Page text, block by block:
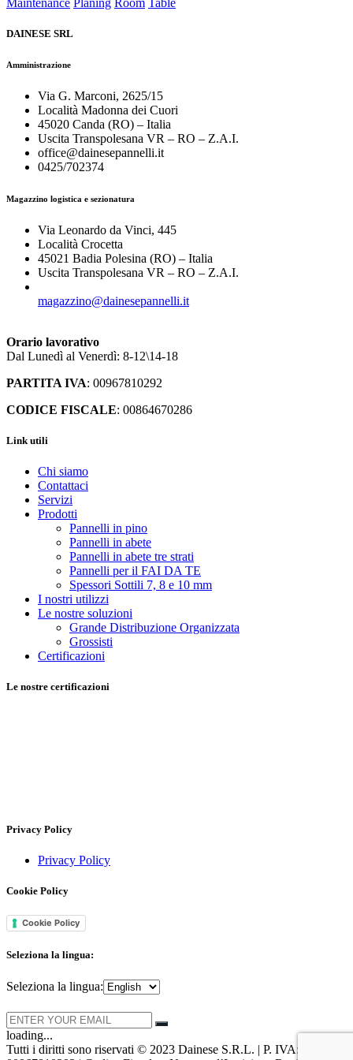
DAINESE SRL
Amministrazione
Via G. Marconi, 2625/15
Località Madonna dei Cuori
45020 Canda (RO) – Italia
Uscita Transpolesana VR – RO – Z.A.I.
office@dainesepannelli.it
0425/702374
Magazzino logistica e sezionatura
Via Leonardo da Vinci, 445
Località Crocetta
45021 Badia Polesina (RO) – Italia
Uscita Transpolesana VR – RO – Z.A.I.
magazzino@dainesepannelli.it
Orario lavorativo
Dal Lunedì al Venerdì: 8-12\14-18
PARTITA IVA: 00967810292
CODICE FISCALE: 00864670286
Link utili
Chi siamo
Contattaci
Servizi
Prodotti
Pannelli in pino
Pannelli in abete
Pannelli in abete tre strati
Pannelli per il FAI DA TE
Spessori Sottili 7, 8 e 10 mm
I nostri utilizzi
Le nostre soluzioni
Grande Distribuzione Organizzata
Grossisti
Certificazioni
Le nostre certificazioni
Privacy Policy
Privacy Policy
Cookie Policy
Cookie Policy
Seleziona la lingua:
Seleziona la lingua:
loading...
Tutti i diritti sono riservati © 2023 Dainese S.R.L. | P. IVA: